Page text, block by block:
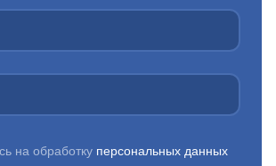
на обработку персональных данных